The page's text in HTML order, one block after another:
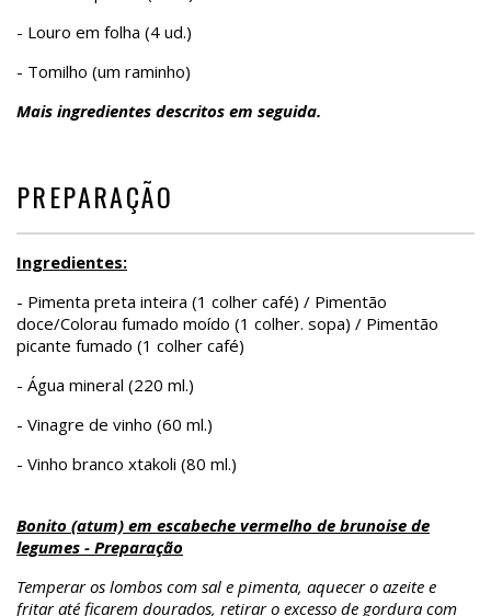
- Louro em folha (4 ud.)
- Tomilho (um raminho)
Mais ingredientes descritos em seguida.
PREPARAÇÃO
Ingredientes:
- Pimenta preta inteira (1 colher café) / Pimentão
doce/Colorau fumado moído (1 colher. sopa) / Pimentão
picante fumado (1 colher café)
- Água mineral (220 ml.)
- Vinagre de vinho (60 ml.)
- Vinho branco xtakoli (80 ml.)
Bonito (atum) em escabeche vermelho de brunoise de
legumes - Preparação
Temperar os lombos com sal e pimenta, aquecer o azeite e
fritar até ficarem dourados, retirar o excesso de gordura com